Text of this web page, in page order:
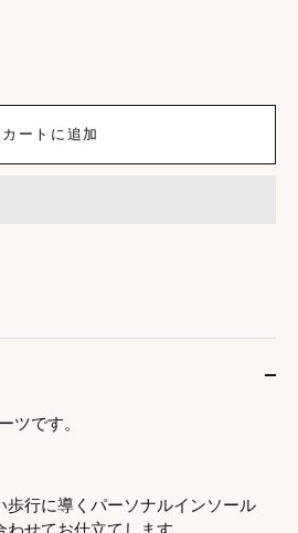
カートに追加
ツです。
歩行に導くパーソナルインソール